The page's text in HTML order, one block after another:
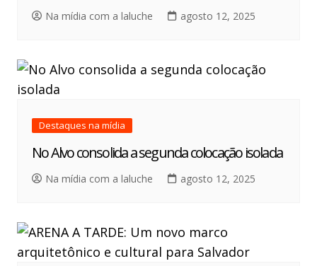
Na mídia com a laluche agosto 12, 2025
Destaques na mídia
No Alvo consolida a segunda colocação isolada
Na mídia com a laluche agosto 12, 2025